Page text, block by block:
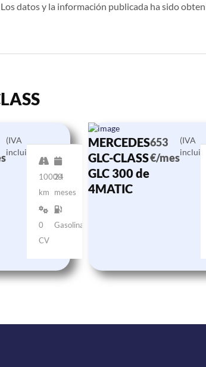
datos y la información publicada ha sido
(IVA
incluido)
10000
km
24
meses
0
CV
Gasolina
MERCEDES
GLC-CLASS
GLC 300 de
4MATIC
653
€/mes
(IVA